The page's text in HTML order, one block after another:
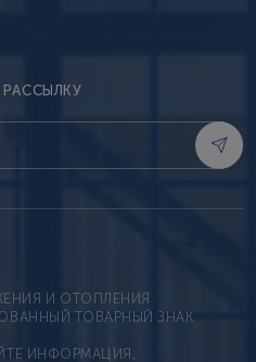
И ОТОПЛЕНИЯ
ТОВАРНЫЙ ЗНАК
ИНФОРМАЦИЯ,